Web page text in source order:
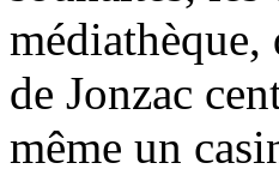
de Jonzac
même un